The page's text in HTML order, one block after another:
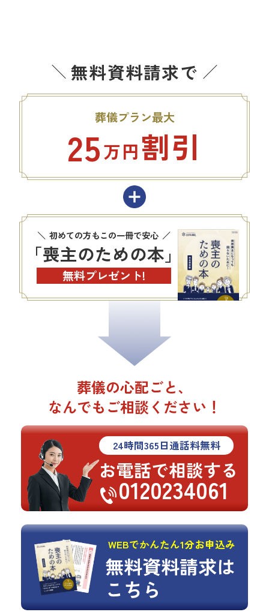
無料資料請求で
葬儀プラン最大
25万円割引
初めての方もこの一冊で安心
「喪主のための本」
無料プレゼント!
葬儀の心配ごと、
なんでもご相談ください！
24時間365日通話料無料
お電話で相談する
0120234061
WEBでかんたん1分お申込み
無料資料請求は
こちら